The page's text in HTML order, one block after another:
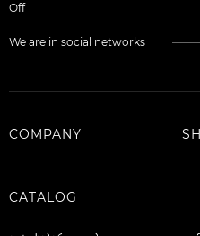
Off
We are in social networks
COMPANY
CATALOG